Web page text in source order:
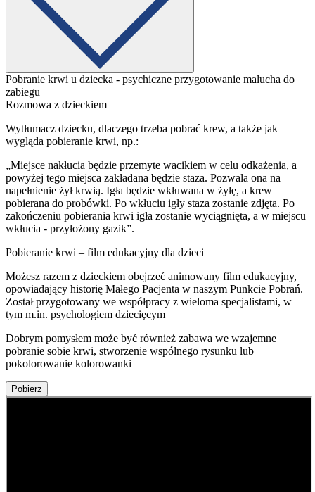
Ważne jest zaufanie rodzica/opiekuna do personelu medycznego.
Pracownicy laboratoriów doskonale rozumieją stres związany z tym
sprawnie i bezstresowo, wspierając Małego Pacjenta.
Pobranie krwi u dziecka - psychiczne przygotowanie malucha do
zabiegu
Rozmowa z dzieckiem
Wytłumacz dziecku, dlaczego trzeba pobrać krew, a także jak
wygląda pobieranie krwi, np.:
„Miejsce nakłucia będzie przemyte wacikiem w celu odkażenia, a
powyżej tego miejsca zakładana będzie staza. Pozwala ona na
napełnienie żył krwią. Igła będzie wkłuwana w żyłę, a krew
pobierana do probówki. Po wkłuciu igły staza zostanie zdjęta. Po
zakończeniu pobierania krwi igła zostanie wyciągnięta, a w miejscu
wkłucia - przyłożony gazik”.
Pobieranie krwi – film edukacyjny dla dzieci
Możesz razem z dzieckiem obejrzeć animowany film edukacyjny,
opowiadający historię Małego Pacjenta w naszym Punkcie Pobrań.
Został przygotowany we współpracy z wieloma specjalistami, w
tym m.in. psychologiem dziecięcym
Dobrym pomysłem może być również zabawa we wzajemne
pobranie sobie krwi, stworzenie wspólnego rysunku lub
pokolorowanie kolorowanki
Pobierz